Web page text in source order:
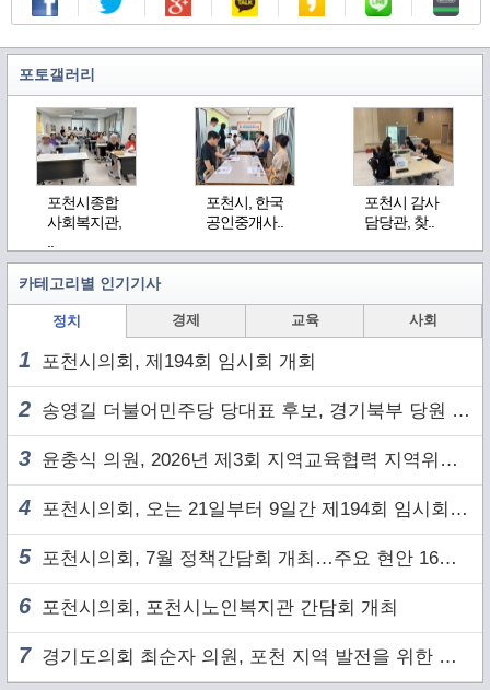
포토갤러리
포천시종합
사회복지관,
포천시, 한국
공인중개사..
포천시 감사
담당관, 찾..
카테고리별 인기기사
정치 경제 교육 사회
1 포천시의회, 제194회 임시회 개회
2 송영길 더불어민주당 당대표 후보, 경기북부 당원 및 2030 세대와 ‘소통 행보’
3 윤충식 의원, 2026년 제3회 지역교육협력 지역위원회 주재
4 포천시의회, 오는 21일부터 9일간 제194회 임시회 개회
5 포천시의회, 7월 정책간담회 개최…주요 현안 16건 점검
6 포천시의회, 포천시노인복지관 간담회 개최
7경기도의회 최순자 의원, 포천 지역 발전을 위한 정담회 개최